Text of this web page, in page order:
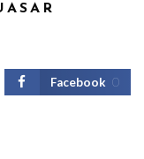
Facebook 0